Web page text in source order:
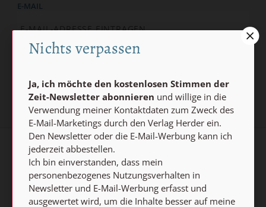
E-MAIL
AGB und Widerrufsbelehrung
Barrierefreiheit Impressum
Nichts verpassen
Ja, ich möchte den kostenlosen Stimmen der
Zeit-Newsletter abonnieren und willige in die
Verwendung meiner Kontaktdaten zum Zweck des
E-Mail-Marketings durch den Verlag Herder ein.
Den Newsletter oder die E-Mail-Werbung kann ich
jederzeit abbestellen.
Ich bin einverstanden, dass mein
personenbezogenes Nutzungsverhalten in
Newsletter und E-Mail-Werbung erfasst und
ausgewertet wird, um die Inhalte besser auf meine